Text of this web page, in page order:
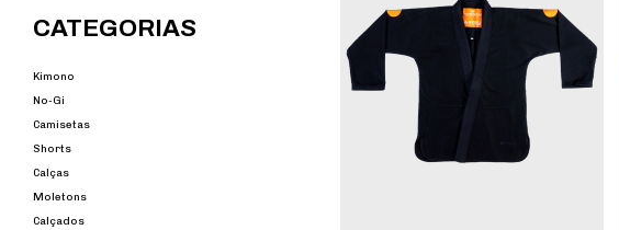
CATEGORIAS
Kimono
No-Gi
Camisetas
Shorts
Calças
Moletons
Calçados